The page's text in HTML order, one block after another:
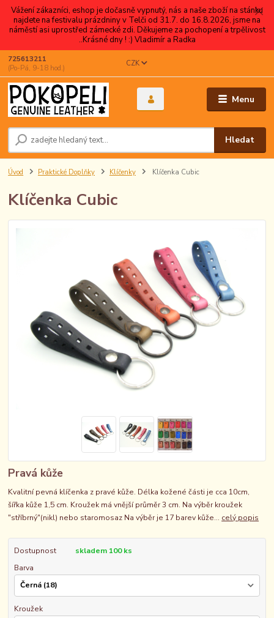
Vážení zákazníci, eshop je dočasně vypnutý, nás a naše zboží na stánku
najdete na festivalu prázdniny v Telči od 31.7. do 16.8.2026, jsme na
náměstí asi uprostřed zámecké zdi. Děkujeme za pochopení a trpělivost
..Krásné dny ! :) Vladimír a Radka
Menu
CZK
Hledat
725613211
(Po-Pá, 9-18 hod.)
Úvod Praktické Doplňky Klíčenky Klíčenka Cubic
Klíčenka Cubic
Pravá kůže
Kvalitní pevná klíčenka z pravé kůže. Délka kožené části je cca 10cm,
šířka kůže 1,5 cm. Kroužek má vnější průměr 3 cm. Na výběr kroužek
"stříbrný"(nikl) nebo staromosaz Na výběr je 17 barev kůže... celý popis
Dostupnost
skladem 100 ks
Barva
Kroužek